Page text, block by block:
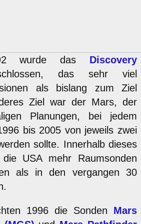
wurde das Discovery
das sehr viel
als bislang zum Ziel
Ziel war der Mars, der
Planungen, bei jedem
bis 2005 von jeweils zwei
sollte. Innerhalb dieses
USA mehr Raumsonden
als in den vergangen 30
1996 die Sonden Mars